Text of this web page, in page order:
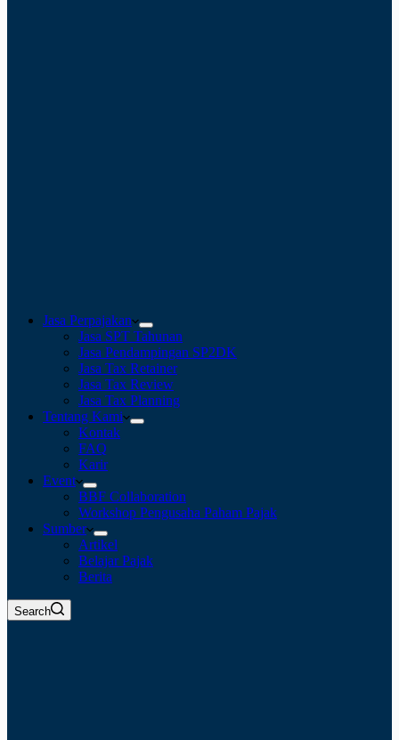
Jasa Perpajakan
Jasa SPT Tahunan
Jasa Pendampingan SP2DK
Jasa Tax Retainer
Jasa Tax Review
Jasa Tax Planning
Tentang Kami
Kontak
FAQ
Karir
Event
BBF Collaboration
Workshop Pengusaha Paham Pajak
Sumber
Artikel
Belajar Pajak
Berita
Search